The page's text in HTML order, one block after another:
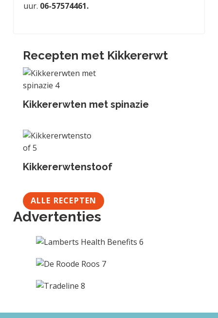
uur. 06-57574461.
Recepten met Kikkererwt
Kikkererwten met spinazie
Kikkererwtenstoof
ALLE RECEPTEN
Advertenties